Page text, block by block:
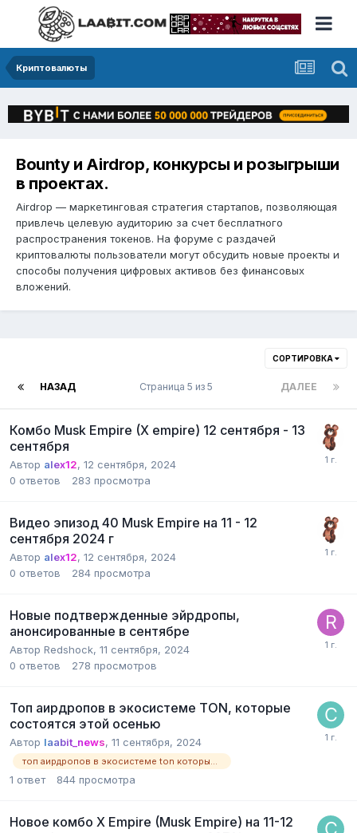
Криптовалюты
Bounty и Airdrop, конкурсы и розыгрыши
в проектах.
Airdrop — маркетинговая стратегия стартапов, позволяющая
привлечь целевую аудиторию за счет бесплатного
распространения токенов. На форуме с раздачей
криптовалюты пользователи могут обсудить новые проекты и
способы получения цифровых активов без финансовых
вложений.
СОРТИРОВКА
НАЗАД ДАЛЕЕ
Страница 5 из 5
Комбо Musk Empire (X empire) 12 сентября - 13
сентября
Автор alex12, 12 сентября, 2024
0 ответов 283 просмотра
Видео эпизод 40 Musk Empire на 11 - 12
сентября 2024 г
Автор alex12, 12 сентября, 2024
0 ответов 284 просмотра
Новые подтвержденные эйрдропы,
анонсированные в сентябре
Автор Redshock, 11 сентября, 2024
0 ответов 278 просмотров
Топ аирдропов в экосистеме TON, которые
состоятся этой осенью
Автор laabit_news, 11 сентября, 2024
1 ответ 844 просмотра
Новое комбо X Empire (Musk Empire) на 11-12